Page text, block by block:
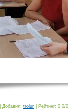
Добавил: trolur Рейтинг: 0.0/0